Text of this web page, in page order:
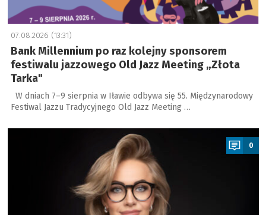
07.08.2026 (13:31)
Bank Millennium po raz kolejny sponsorem
festiwalu jazzowego Old Jazz Meeting „Złota
Tarka"
W dniach 7–9 sierpnia w Iławie odbywa się 55. Międzynarodowy
Festiwal Jazzu Tradycyjnego Old Jazz Meeting …
a
0